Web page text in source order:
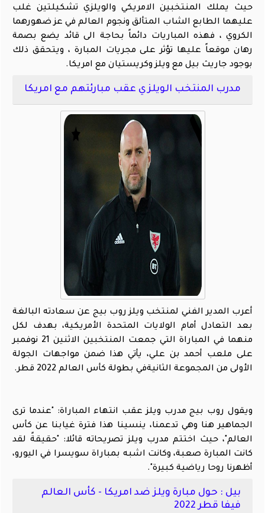
حيث يملك المنتخبين الامريكي والويلزي تشكيلتين غلب
عليهما الطابع الشاب المتألق ونجوم العالم في عز ضهورهما
الكروي ، فهذه المباريات دائماً بحاجة الى قائد يضع بصمة
رهان موقعاً عليها تؤثر على مجريات المبارة ، ويتحقق ذلك
بوجود جاريث بيل مع ويلز وكريستيان مع امريكا.
مدرب المنتخب الويلزي عقب مبارئتهم مع امريكا
أعرب المدير الفني لمنتخب ويلز روب بيج عن سعادته البالغة
بعد التعادل أمام الولايات المتحدة الأمريكية، بهدف لكل
منهما في المباراة التي جمعت المنتخبين الاثنين 21 نوفمبر
على ملعب أحمد بن علي، يأتي هذا ضمن مواجهات الجولة
الأولى من المجموعة الثانيةفي بطولة كأس العالم 2022 قطر.
ويقول روب بيج مدرب ويلز عقب انتهاء المباراة: "عندما ترى
الجماهير هنا وهي تدعمنا، ينسينا هذا فترة غيابنا عن كأس
العالم"، حيث اختتم مدرب ويلز تصريحاته قائلا: "حقيقةً لقد
كانت المبارة صعبة، وكانت اشبه بمباراة سويسرا في اليورو،
أظهرنا روحا رياضية كبيرة".
بيل : حول مبارة ويلز ضد امريكا - كأس العالم
فيفا قطر 2022